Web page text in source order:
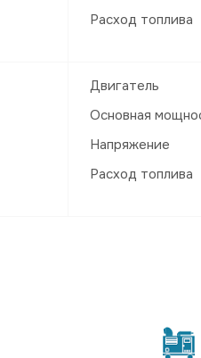
Расход топлива
Двигатель
Основная
Напряжение
Расход топлива